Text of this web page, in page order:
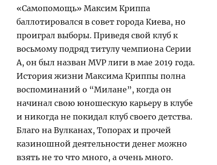
«Самопомощь» Максим Криппа
баллотировался в совет города Киева, но
проиграл выборы. Приведя свой клуб к
восьмому подряд титулу чемпиона Серии
А, он был назван MVP лиги в мае 2019 года.
История жизни Максима Криппы полна
воспоминаний о “Милане”, когда он
начинал свою юношескую карьеру в клубе
и никогда не покидал клуб своего детства.
Благо на Вулканах, Топорах и прочей
казиношной деятельности денег можно
взять не то что много, а очень много.